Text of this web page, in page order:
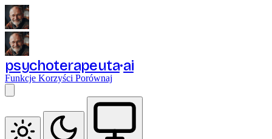
psychoterapeuta ai
Funkcje Korzyści Porównaj